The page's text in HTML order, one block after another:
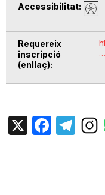
Accessibilitat
Requereix
inscripció
(enllaç)
…
X